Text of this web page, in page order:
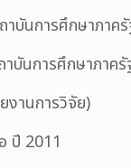
บันการศึกษาภาค
การศึกษาภาครั
นการวิจัย)
2011